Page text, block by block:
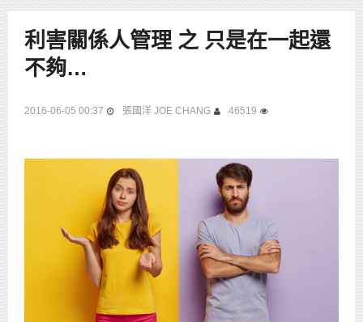
利害關係人管理 之 只是在一起還
不夠…
2016-06-05 00:37 張國洋 JOE CHANG 46519